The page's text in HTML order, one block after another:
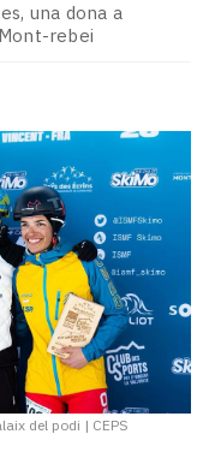
una dona a
rebei
del podi | CEPS